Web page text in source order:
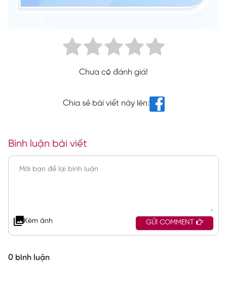
Chưa có đánh giá!
Chia sẻ bài viết này lên:
Bình luận bài viết
Kèm ảnh GỬI COMMENT
0 bình luận